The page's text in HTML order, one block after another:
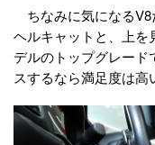
ちなみに気になるV8
ヘルキャットと、上を
デルのトップグレード
スするなら満足度は高